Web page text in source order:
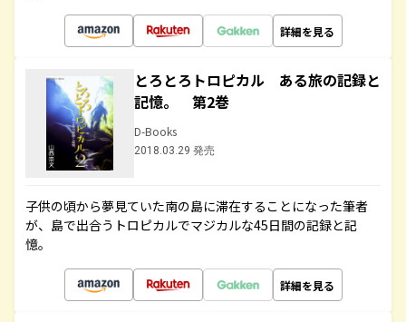
詳細を見る
とろとろトロピカル ある旅の記録と
記憶。 第2巻
D-Books
2018.03.29 発売
子供の頃から夢見ていた南の島に滞在することになった筆者
が、島で出合うトロピカルでマジカルな45日間の記録と記
憶。
詳細を見る